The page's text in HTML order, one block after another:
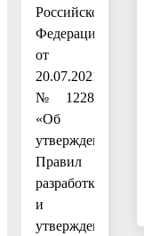
Российской
Федерации
от
20.07.2021
№ 1228
«Об
утверждении
Правил
разработки
и
утверждения